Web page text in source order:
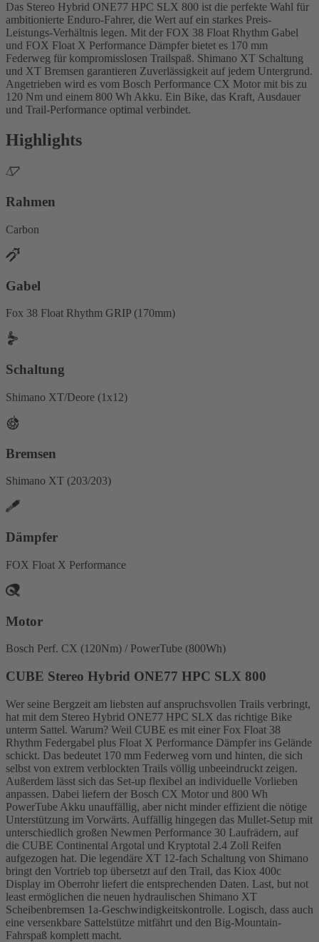
Das Stereo Hybrid ONE77 HPC SLX 800 ist die perfekte Wahl für
ambitionierte Enduro-Fahrer, die Wert auf ein starkes Preis-
Leistungs-Verhältnis legen. Mit der FOX 38 Float Rhythm Gabel
und FOX Float X Performance Dämpfer bietet es 170 mm
Federweg für kompromisslosen Trailspaß. Shimano XT Schaltung
und XT Bremsen garantieren Zuverlässigkeit auf jedem Untergrund.
Angetrieben wird es vom Bosch Performance CX Motor mit bis zu
120 Nm und einem 800 Wh Akku. Ein Bike, das Kraft, Ausdauer
und Trail-Performance optimal verbindet.
Highlights
Rahmen
Carbon
Gabel
Fox 38 Float Rhythm GRIP (170mm)
Schaltung
Shimano XT/Deore (1x12)
Bremsen
Shimano XT (203/203)
Dämpfer
FOX Float X Performance
Motor
Bosch Perf. CX (120Nm) / PowerTube (800Wh)
CUBE Stereo Hybrid ONE77 HPC SLX 800
Wer seine Bergzeit am liebsten auf anspruchsvollen Trails verbringt,
hat mit dem Stereo Hybrid ONE77 HPC SLX das richtige Bike
unterm Sattel. Warum? Weil CUBE es mit einer Fox Float 38
Rhythm Federgabel plus Float X Performance Dämpfer ins Gelände
schickt. Das bedeutet 170 mm Federweg vorn und hinten, die sich
selbst von extrem verblockten Trails völlig unbeeindruckt zeigen.
Außerdem lässt sich das Set-up flexibel an individuelle Vorlieben
anpassen. Dabei liefern der Bosch CX Motor und 800 Wh
PowerTube Akku unauffällig, aber nicht minder effizient die nötige
Unterstützung im Vorwärts. Auffällig hingegen das Mullet-Setup mit
unterschiedlich großen Newmen Performance 30 Laufrädern, auf
die CUBE Continental Argotal und Kryptotal 2.4 Zoll Reifen
aufgezogen hat. Die legendäre XT 12-fach Schaltung von Shimano
bringt den Vortrieb top übersetzt auf den Trail, das Kiox 400c
Display im Oberrohr liefert die entsprechenden Daten. Last, but not
least ermöglichen die neuen hydraulischen Shimano XT
Scheibenbremsen 1a-Geschwindigkeitskontrolle. Logisch, dass auch
eine versenkbare Sattelstütze mitfährt und den Big-Mountain-
Fahrspaß komplett macht.